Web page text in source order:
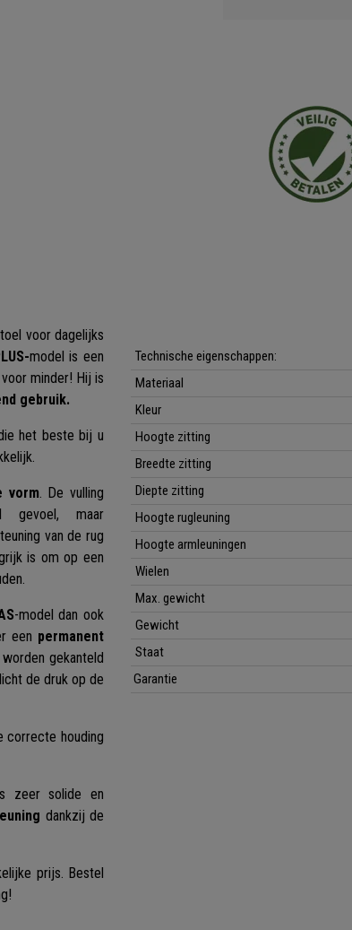
voor dagelijks
model is een
minder! Hij is
gebruik.
het beste bij u
vorm. De vulling
gevoel, maar
van de rug
is om op een
-model dan ook
een permanent
gekanteld
de druk op de
correcte houding
zeer solide en
dankzij de
prijs. Bestel
Technische eigenschappen:
Materiaal
Kleur
Hoogte zitting
Breedte zitting
Diepte zitting
Hoogte rugleuning
Hoogte armleuningen
Wielen
Max. gewicht
Gewicht
Staat
Garantie